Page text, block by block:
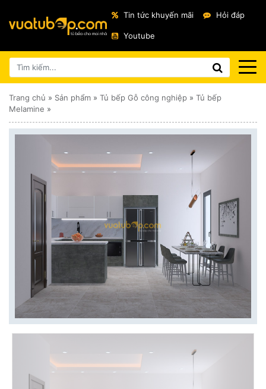
Tin tức khuyến mãi Hỏi đáp
Youtube
Trang chủ » Sản phẩm » Tủ bếp Gỗ công nghiệp » Tủ bếp
Melamine »